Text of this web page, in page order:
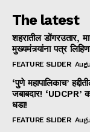
The latest
शहरातील डोंगरउतार,
मुख्यमंत्र्यांना पत्र
FEATURE SLIDER
‘पुणे महापालिकाच’
जबाबदार! ‘UDCPR’
धडा!
FEATURE SLIDER